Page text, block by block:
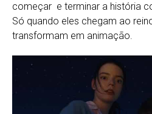
começar e terminar a história
Só quando eles chegam ao
transformam em animação.